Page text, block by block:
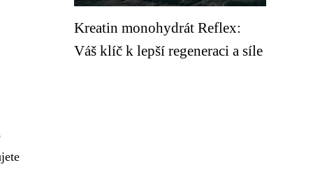
Kreatin monohydrát Reflex:
Váš klíč k lepší regeneraci a síle